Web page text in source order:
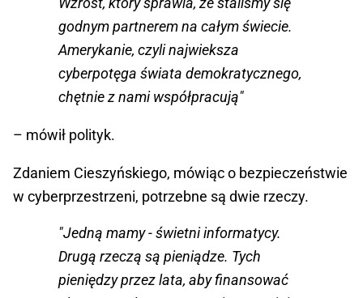
godnym partnerem na całym świecie.
Amerykanie, czyli najwieksza
cyberpotęga świata demokratycznego,
chętnie z nami współpracują"
– mówił polityk.
Zdaniem Cieszyńskiego, mówiąc o bezpieczeństwie
w cyberprzestrzeni, potrzebne są dwie rzeczy.
"Jedną mamy - świetni informatycy.
Drugą rzeczą są pieniądze. Tych
pieniędzy przez lata, aby finansować